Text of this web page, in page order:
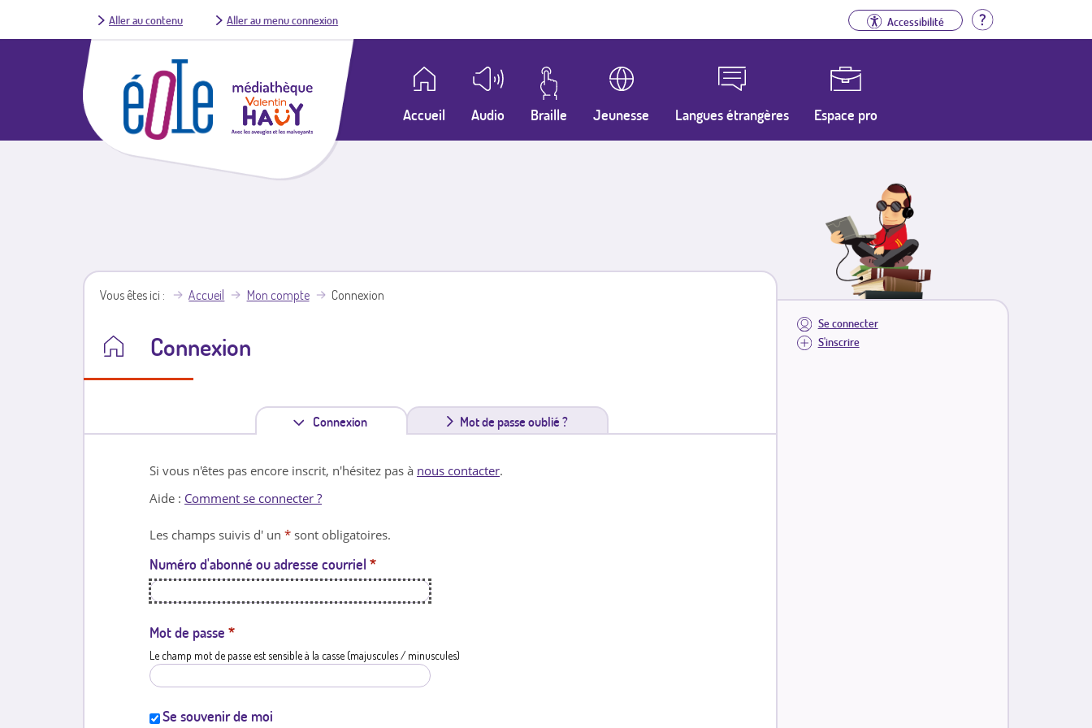
Aller au contenu Aller au menu connexion Accessibilité Aide
Accueil Audio Braille Jeunesse Langues étrangères Espace pro
Se connecter
S'inscrire
Vous êtes ici Accueil Mon compte Connexion
Connexion
Connexion
n
l
e
Mot de passe oublié ?
Si vous n'êtes pas encore inscrit, n'hésitez pas à nous contacter.
Aide : Comment se connecter ?
Les champs suivis d' un * sont obligatoires.
Numéro d'abonné ou adresse courriel *
Mot de passe *
Le champ mot de passe est sensible à la casse (majuscules / minuscules)
Se souvenir de moi